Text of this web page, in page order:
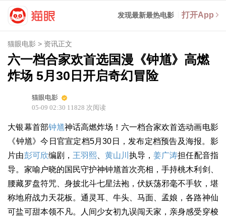
发现最新最热电影 打开App
猫眼电影 > 资讯正文
六一档合家欢首选国漫《钟馗》高燃
炸场 5月30日开启奇幻冒险
猫眼电影
05-09 02:30 11828 次阅读
大银幕首部钟馗神话高燃炸场！六一档合家欢首选动画电影
《钟馗》今日官宣定档5月30日，发布定档预告及海报。影
片由彭可欣编剧， 王羽熙、 黄山川执导，姜广涛担任配音指
导。家喻户晓的国民守护神钟馗首次亮相，手持桃木利剑、
腰藏罗盘符咒、身披北斗七星法袍，伏妖荡邪毫不手软，堪
称地府战力天花板。通灵耳、牛头、马面、孟娘，各路神仙
可盐可甜本领不凡。人间少女初九误闯天家，亲身感受穿梭